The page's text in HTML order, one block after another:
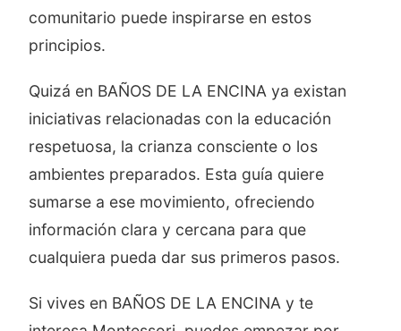
comunitario puede inspirarse en estos
principios.
Quizá en BAÑOS DE LA ENCINA ya existan
iniciativas relacionadas con la educación
respetuosa, la crianza consciente o los
ambientes preparados. Esta guía quiere
sumarse a ese movimiento, ofreciendo
información clara y cercana para que
cualquiera pueda dar sus primeros pasos.
Si vives en BAÑOS DE LA ENCINA y te